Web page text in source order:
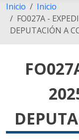
Inicio
Inicio
FO027A -
DEPUTACIÓN A